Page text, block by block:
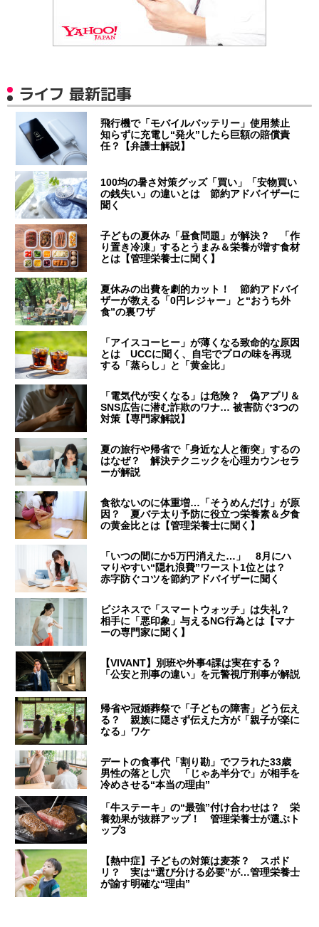
ライフ 最新記事
飛行機で「モバイルバッテリー」使用禁止
知らずに充電し“発火”したら巨額の賠償責
任？【弁護士解説】
100均の暑さ対策グッズ「買い」「安物買い
の銭失い」の違いとは 節約アドバイザーに
聞く
子どもの夏休み「昼食問題」が解決？ 「作
り置き冷凍」するとうまみ＆栄養が増す食材
とは【管理栄養士に聞く】
夏休みの出費を劇的カット！ 節約アドバイ
ザーが教える「0円レジャー」と“おうち外
食”の裏ワザ
「アイスコーヒー」が薄くなる致命的な原因
とは UCCに聞く、自宅でプロの味を再現
する「蒸らし」と「黄金比」
「電気代が安くなる」は危険？ 偽アプリ＆
SNS広告に潜む詐欺のワナ… 被害防ぐ3つの
対策【専門家解説】
夏の旅行や帰省で「身近な人と衝突」するの
はなぜ？ 解決テクニックを心理カウンセラ
ーが解説
食欲ないのに体重増…「そうめんだけ」が原
因？ 夏バテ太り予防に役立つ栄養素＆夕食
の黄金比とは【管理栄養士に聞く】
「いつの間にか5万円消えた…」 8月にハ
マりやすい“隠れ浪費”ワースト1位とは？
赤字防ぐコツを節約アドバイザーに聞く
ビジネスで「スマートウォッチ」は失礼？
相手に「悪印象」与えるNG行為とは【マナ
ーの専門家に聞く】
【VIVANT】別班や外事4課は実在する？
「公安と刑事の違い」を元警視庁刑事が解説
帰省や冠婚葬祭で「子どもの障害」どう伝え
る？ 親族に隠さず伝えた方が「親子が楽に
なる」ワケ
デートの食事代「割り勘」でフラれた33歳
男性の落とし穴 「じゃあ半分で」が相手を
冷めさせる“本当の理由”
「牛ステーキ」の“最強”付け合わせは？ 栄
養効果が抜群アップ！ 管理栄養士が選ぶト
ップ3
【熱中症】子どもの対策は麦茶？ スポド
リ？ 実は“選び分ける必要”が…管理栄養士
が諭す明確な“理由”